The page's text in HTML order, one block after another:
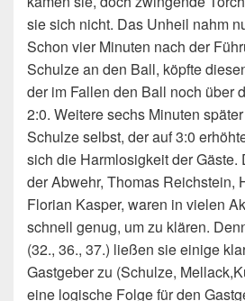
sie sich nicht. Das Unheil nahm
Schon vier Minuten nach der
Schulze an den Ball, köpfte
der im Fallen den Ball noch über
2:0. Weitere sechs Minuten
Schulze selbst, der auf 3:0
sich die Harmlosigkeit der Gäste.
der Abwehr, Thomas Reichstein,
Florian Kasper, waren in vielen
schnell genug, um zu klären.
(32., 36., 37.) ließen sie einige
Gastgeber zu (Schulze,
eine logische Folge für den